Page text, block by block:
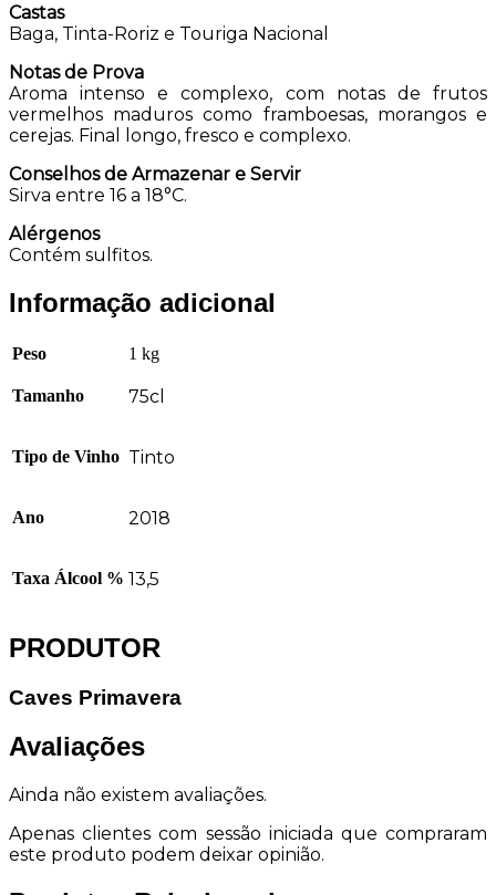
Castas
Baga, Tinta-Roriz e Touriga Nacional
Notas de Prova
Aroma intenso e complexo, com notas de frutos
vermelhos maduros como framboesas, morangos e
cerejas. Final longo, fresco e complexo.
Conselhos de Armazenar e Servir
Sirva entre 16 a 18°C.
Alérgenos
Contém sulfitos.
Informação adicional
Peso 1 kg
Tamanho 75cl
Tipo de Vinho Tinto
Ano 2018
Taxa Álcool % 13,5
PRODUTOR
Caves Primavera
Avaliações
Ainda não existem avaliações.
Apenas clientes com sessão iniciada que compraram
este produto podem deixar opinião.